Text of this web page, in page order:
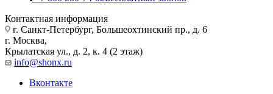
Контактная информация
г. Санкт-Петербург, Большеохтинский пр., д. 6
г. Москва,
Крылатская ул., д. 2, к. 4 (2 этаж)
info@shonx.ru
Вконтакте